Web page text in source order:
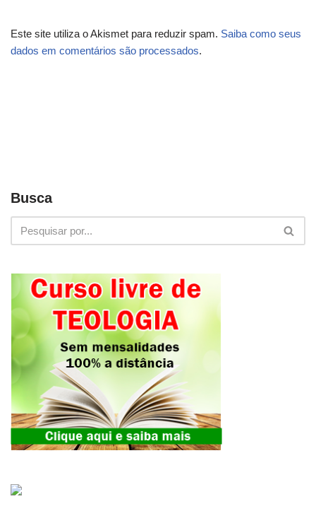
Este site utiliza o Akismet para reduzir spam. Saiba como seus
dados em comentários são processados.
Busca